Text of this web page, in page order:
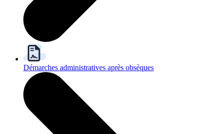
Démarches administratives après obsèques